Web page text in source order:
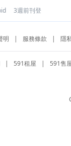
3週前刊登
明 | 服務條款 | 隱
| 591租屋 | 591售